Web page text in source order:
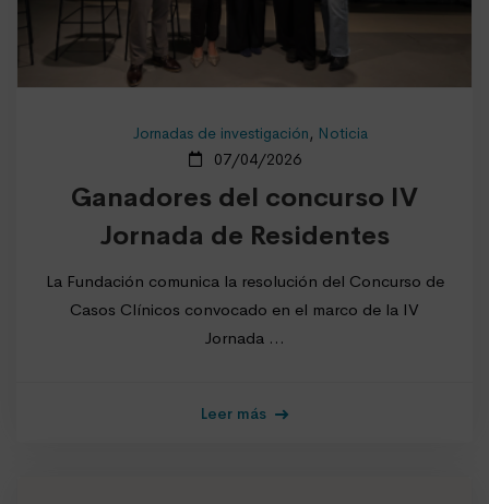
Jornadas de investigación, Noticia
07/04/2026
Ganadores del concurso IV
Jornada de Residentes
La Fundación comunica la resolución del Concurso de
Casos Clínicos convocado en el marco de la IV
Jornada …
Leer más